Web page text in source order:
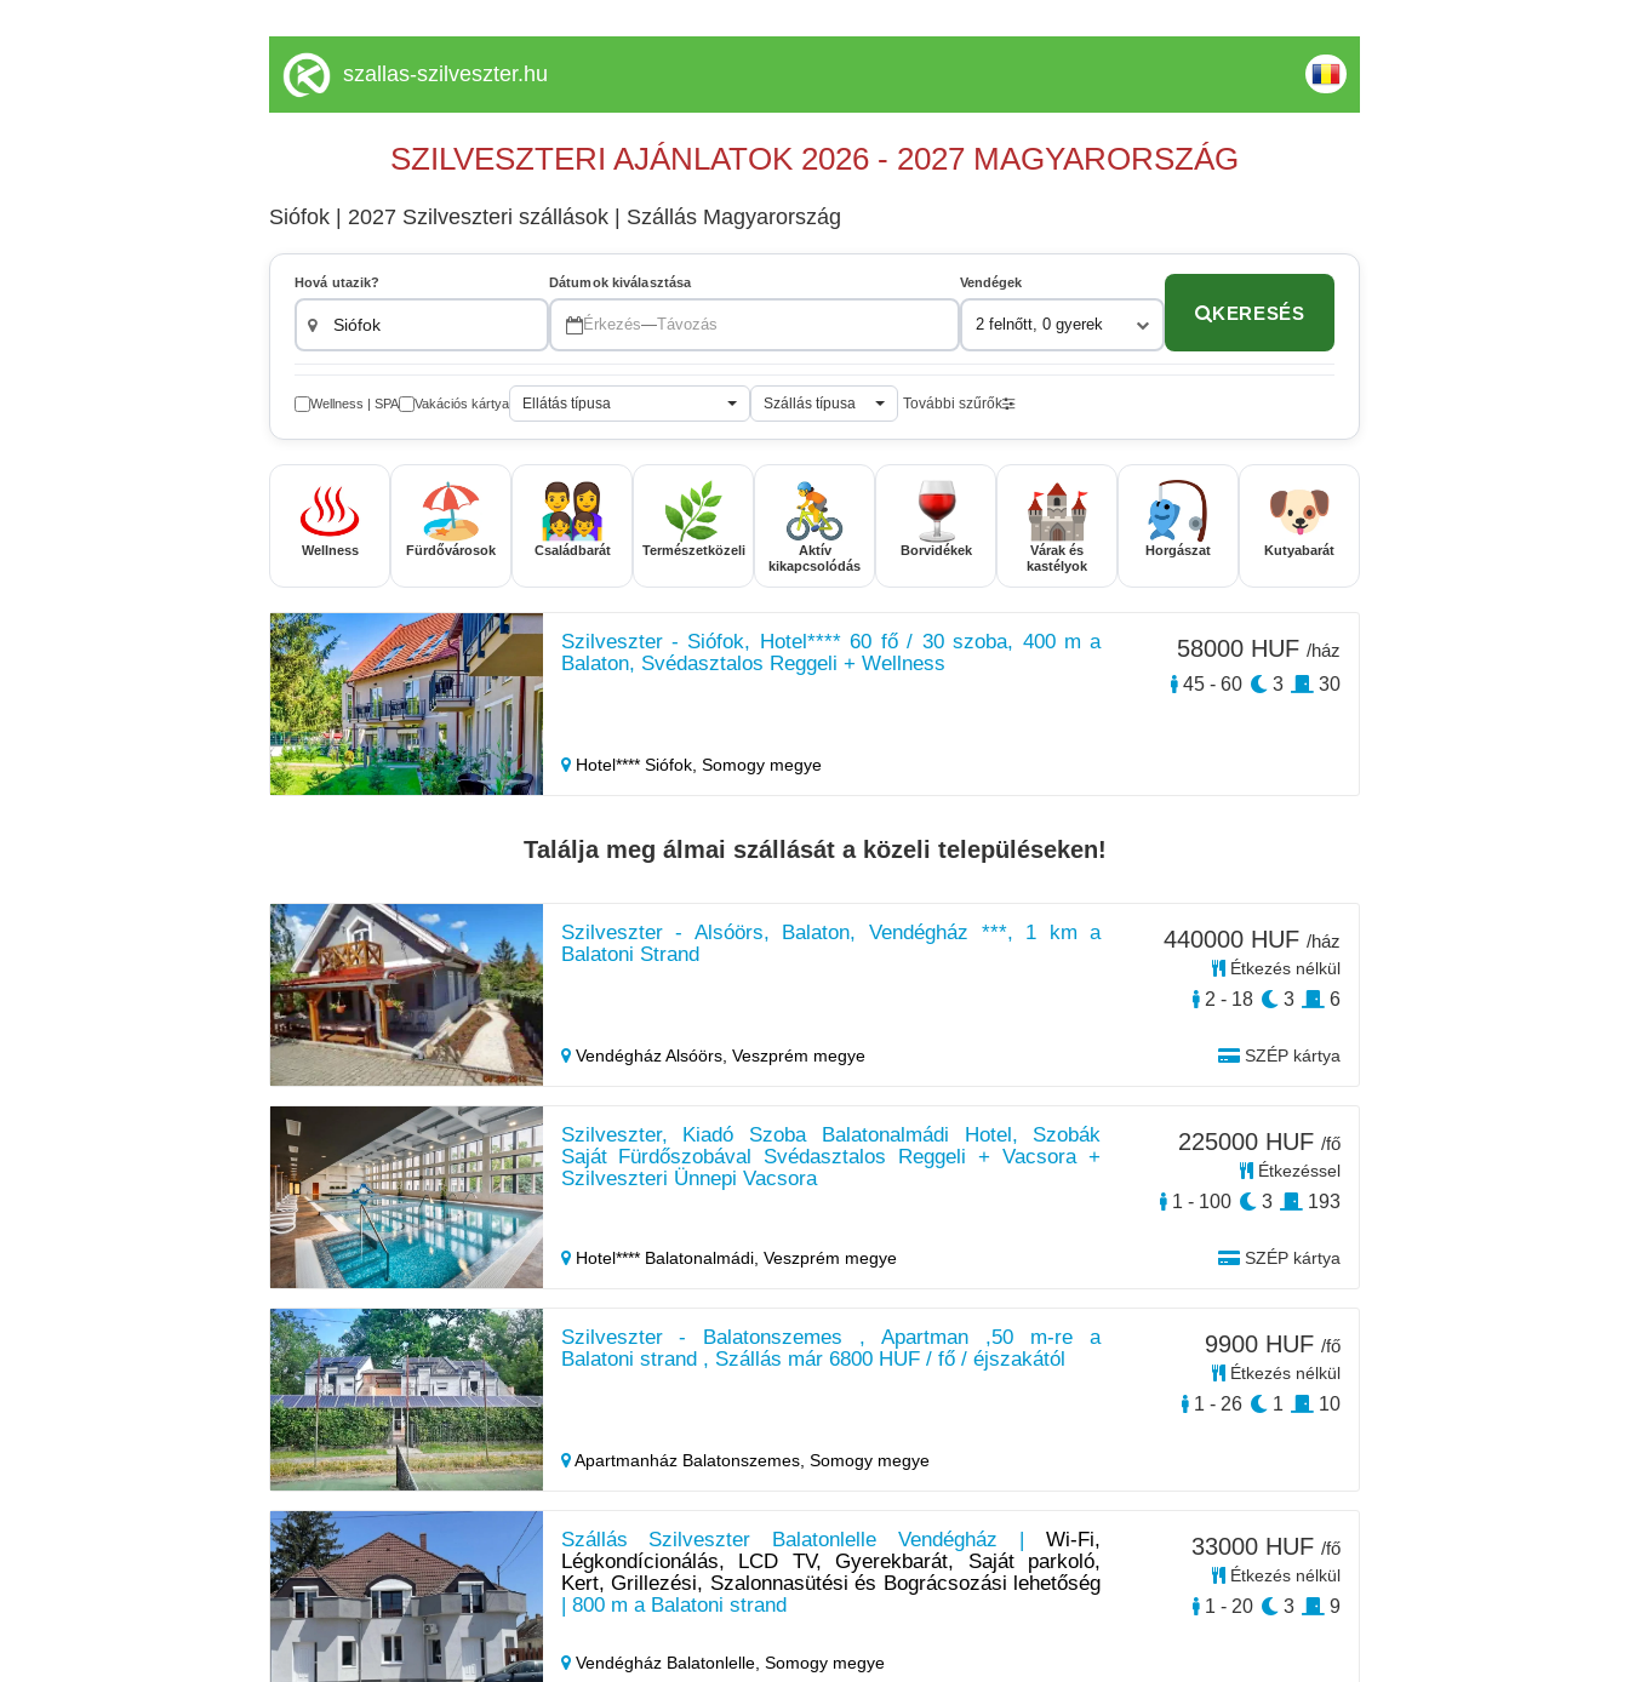
szallas-szilveszter.hu
SZILVESZTERI AJÁNLATOK 2026 - 2027 MAGYARORSZÁG
Siófok | 2027 Szilveszteri szállások | Szállás Magyarország
Hová utazik? Dátumok kiválasztása
Érkezés—Távozás
Vendégek
2 felnőtt, 0 gyerek
KERESÉS
Wellness | SPA Vakációs kártya Ellátás típusa Szállás típusa További szűrők
Wellness Fürdővárosok Családbarát Természetközeli
Aktív
kikapcsolódás
Borvidékek
Várak és
kastélyok
Horgászat Kutyabarát
Szilveszter - Siófok, Hotel**** 60 fő / 30 szoba, 400 m a
Balaton, Svédasztalos Reggeli + Wellness
Hotel**** Siófok, Somogy megye
58000 HUF /ház
45 - 60
3 30
Találja meg álmai szállását a közeli településeken!
Szilveszter - Alsóörs, Balaton, Vendégház ***, 1 km a
Balatoni Strand
Vendégház Alsóörs, Veszprém megye SZÉP kártya
440000 HUF /ház
Étkezés nélkül
2 - 18 3 6
Szilveszter, Kiadó Szoba Balatonalmádi Hotel, Szobák
Saját Fürdőszobával Svédasztalos Reggeli + Vacsora +
Szilveszteri Ünnepi Vacsora
Hotel**** Balatonalmádi, Veszprém megye SZÉP kártya
225000 HUF /fő
Étkezéssel
1 - 100 3 193
Szilveszter - Balatonszemes , Apartman ,50 m-re a
Balatoni strand , Szállás már 6800 HUF / fő / éjszakától
Apartmanház Balatonszemes, Somogy megye
9900 HUF /fő
Étkezés nélkül
1 - 26 1 10
Szállás Szilveszter Balatonlelle Vendégház |Wi-Fi,
Légkondícionálás, LCD TV, Gyerekbarát, Saját parkoló,
Kert, Grillezési, Szalonnasütési és Bográcsozási lehetőség
| 800 m a Balatoni strand
Vendégház Balatonlelle, Somogy megye
33000 HUF /fő
Étkezés nélkül
1 - 20 3 9